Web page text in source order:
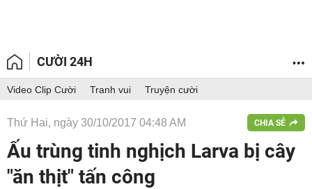
CƯỜI 24H
Video Clip Cười Tranh vui Truyện cười
Thứ Hai, ngày 30/10/2017 04:48 AM CHIA SẺ
Ấu trùng tinh nghịch Larva bị cây
"ăn thịt" tấn công